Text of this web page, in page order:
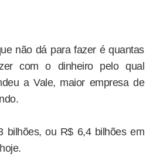
não dá para fazer é quantas
com o dinheiro pelo qual
a Vale, maior empresa de
bilhões, ou R$ 6,4 bilhões em